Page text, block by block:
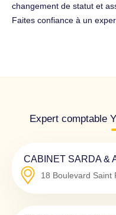
changement de statut et
Faites confiance à un
Expert comptable
CABINET SARDA &
18 Boulevard Saint